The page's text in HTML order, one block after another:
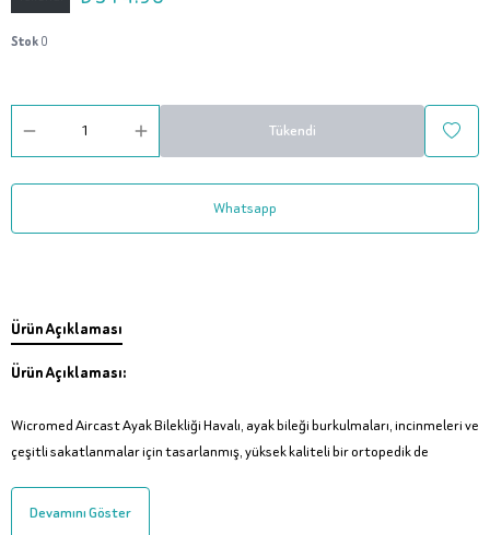
Stok0
Tükendi
Whatsapp
Ürün Açıklaması
Ürün Açıklaması:
Wicromed Aircast Ayak Bilekliği Havalı, ayak bileği burkulmaları, incinmeleri ve
çeşitli sakatlanmalar için tasarlanmış, yüksek kaliteli bir ortopedik de
Devamını Göster